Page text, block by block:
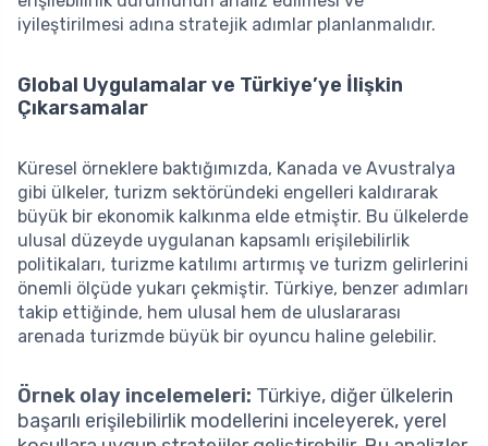
iyileştirilmesi adına stratejik adımlar planlanmalıdır.
Global Uygulamalar ve Türkiye’ye İlişkin
Çıkarsamalar
Küresel örneklere baktığımızda, Kanada ve Avustralya
gibi ülkeler, turizm sektöründeki engelleri kaldırarak
büyük bir ekonomik kalkınma elde etmiştir. Bu ülkelerde
ulusal düzeyde uygulanan kapsamlı erişilebilirlik
politikaları, turizme katılımı artırmış ve turizm gelirlerini
önemli ölçüde yukarı çekmiştir. Türkiye, benzer adımları
takip ettiğinde, hem ulusal hem de uluslararası
arenada turizmde büyük bir oyuncu haline gelebilir.
Örnek olay incelemeleri: Türkiye, diğer ülkelerin
başarılı erişilebilirlik modellerini inceleyerek, yerel